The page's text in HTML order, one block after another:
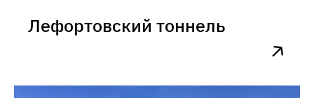
Лефортовский тоннель